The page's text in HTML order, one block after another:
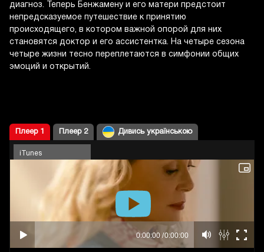
диагноз. Теперь Бенжамену и его матери предстоит
непредсказуемое путешествие к принятию
происходящего, в котором важной опорой для них
становятся доктор и его ассистентка. На четыре сезона
четыре жизни тесно переплетаются в симфонии общих
эмоций и открытий.
Плеер 1 Плеер 2 Дивись українською
iTunes